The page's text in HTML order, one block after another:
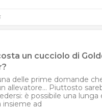
un cucciolo di
delle prime domande
allevatore… Piuttosto
è possibile una lunga
insieme ad